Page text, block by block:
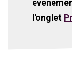
l'onglet